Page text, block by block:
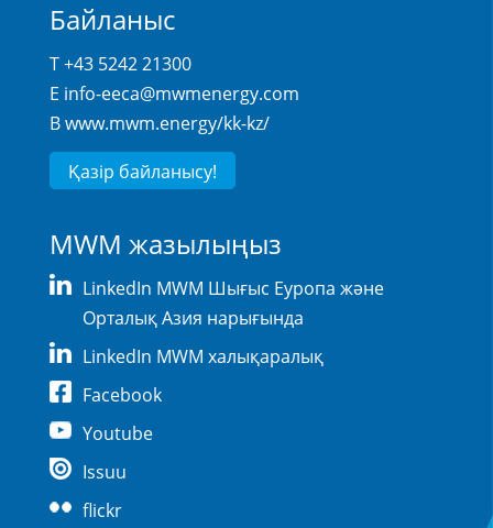
Байланыс
T +43 5242 21300
E info-eeca@mwmenergy.com
Вwww.mwm.energy/kk-kz/
Қазір байланысу!
MWM жазылыңыз
LinkedIn MWM Шығыс Еуропа және
Орталық Азия нарығында
LinkedIn MWM халықаралық
Facebook
Youtube
Issuu
flickr